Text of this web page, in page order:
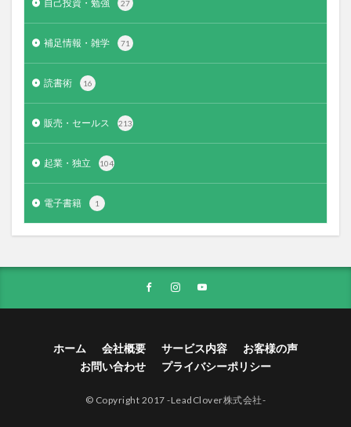
自己投資・勉強 27
補足情報・雑学 71
読書術 16
販売・セールス 213
起業・独立 104
電子書籍 1
ホーム 会社概要 サービス内容
お客様の声
お問い合わせ
プライバシーポリシー
© Copyright 2017 -LeadClover株式会社-